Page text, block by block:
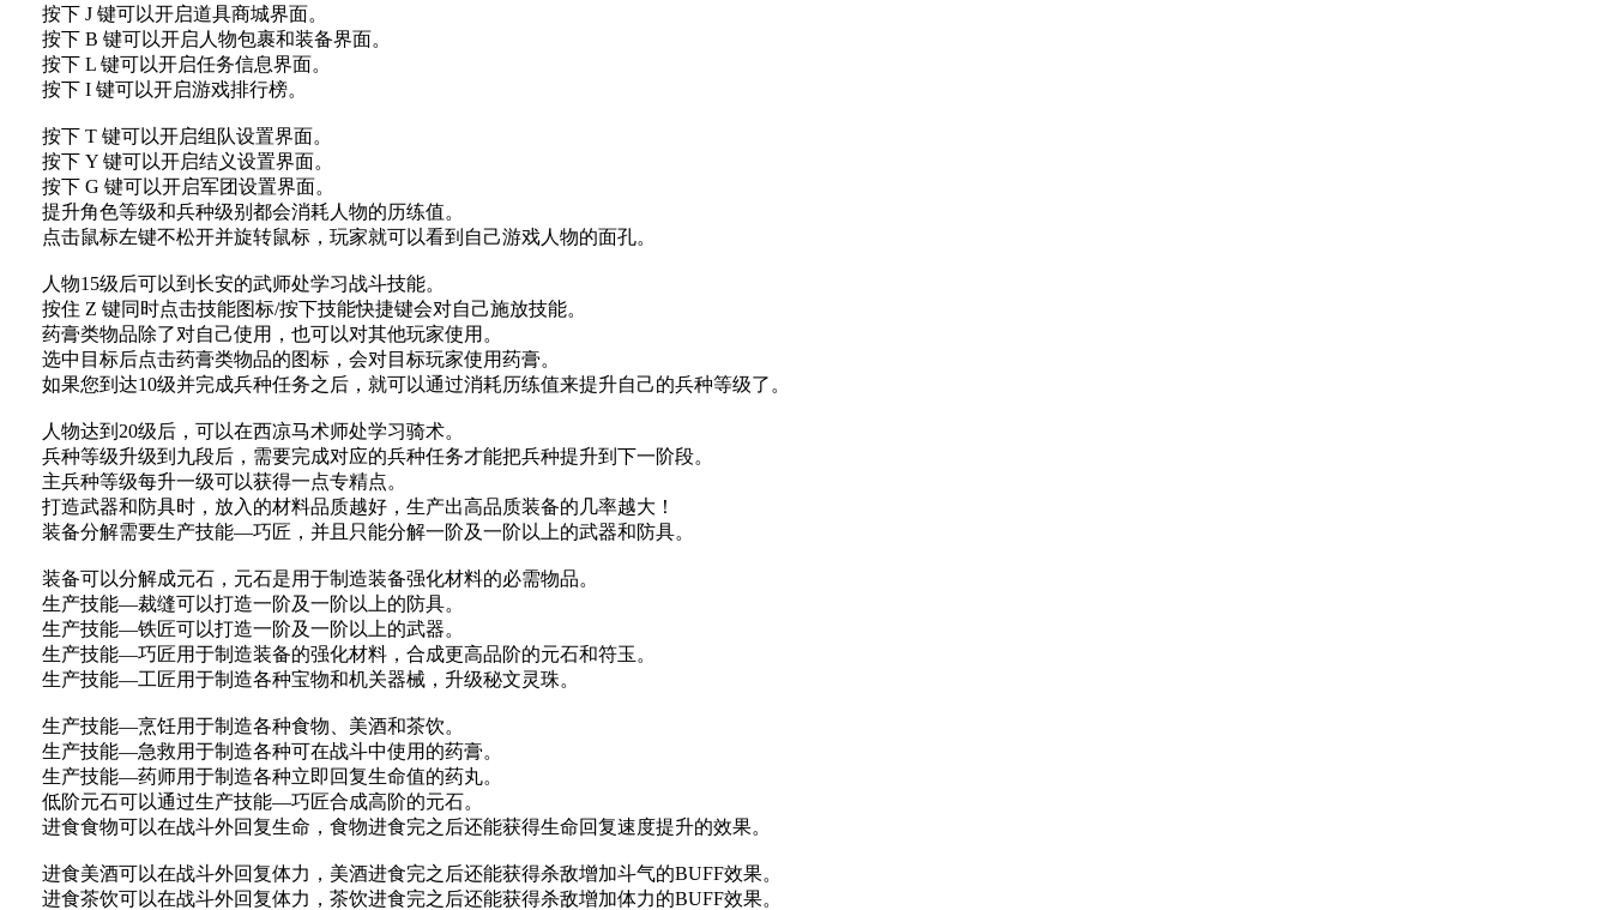
按下 J 键可以开启道具商城界面。
按下 B 键可以开启人物包裹和装备界面。
按下 L 键可以开启任务信息界面。
按下 I 键可以开启游戏排行榜。
按下 T 键可以开启组队设置界面。
按下 Y 键可以开启结义设置界面。
按下 G 键可以开启军团设置界面。
提升角色等级和兵种级别都会消耗人物的历练值。
点击鼠标左键不松开并旋转鼠标，玩家就可以看到自己游戏人物的面孔。
人物15级后可以到长安的武师处学习战斗技能。
按住 Z 键同时点击技能图标/按下技能快捷键会对自己施放技能。
药膏类物品除了对自己使用，也可以对其他玩家使用。
选中目标后点击药膏类物品的图标，会对目标玩家使用药膏。
如果您到达10级并完成兵种任务之后，就可以通过消耗历练值来提升自己的兵种等级了。
人物达到20级后，可以在西凉马术师处学习骑术。
兵种等级升级到九段后，需要完成对应的兵种任务才能把兵种提升到下一阶段。
主兵种等级每升一级可以获得一点专精点。
打造武器和防具时，放入的材料品质越好，生产出高品质装备的几率越大！
装备分解需要生产技能—巧匠，并且只能分解一阶及一阶以上的武器和防具。
装备可以分解成元石，元石是用于制造装备强化材料的必需物品。
生产技能—裁缝可以打造一阶及一阶以上的防具。
生产技能—铁匠可以打造一阶及一阶以上的武器。
生产技能—巧匠用于制造装备的强化材料，合成更高品阶的元石和符玉。
生产技能—工匠用于制造各种宝物和机关器械，升级秘文灵珠。
生产技能—烹饪用于制造各种食物、美酒和茶饮。
生产技能—急救用于制造各种可在战斗中使用的药膏。
生产技能—药师用于制造各种立即回复生命值的药丸。
低阶元石可以通过生产技能—巧匠合成高阶的元石。
进食食物可以在战斗外回复生命，食物进食完之后还能获得生命回复速度提升的效果。
进食美酒可以在战斗外回复体力，美酒进食完之后还能获得杀敌增加斗气的BUFF效果。
进食茶饮可以在战斗外回复体力，茶饮进食完之后还能获得杀敌增加体力的BUFF效果。